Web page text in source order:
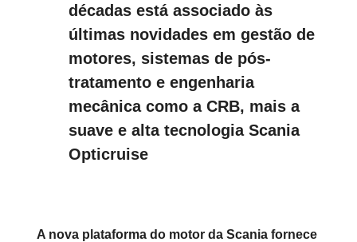
décadas está associado às
últimas novidades em gestão de
motores, sistemas de pós-
tratamento e engenharia
mecânica como a CRB, mais a
suave e alta tecnologia Scania
Opticruise
A nova plataforma do motor da Scania fornece